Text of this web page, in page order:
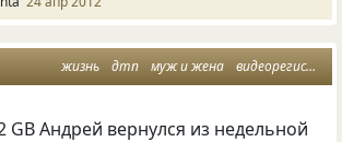
жизнь дтп муж и жена видеорегистратор
Андрей вернулся из недельной